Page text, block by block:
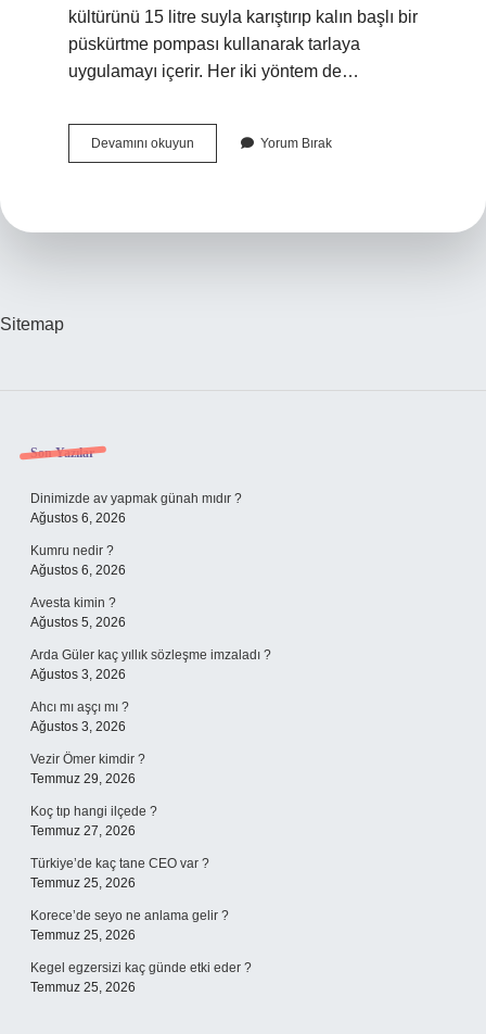
kültürünü 15 litre suyla karıştırıp kalın başlı bir
püskürtme pompası kullanarak tarlaya
uygulamayı içerir. Her iki yöntem de…
Devamını okuyun
Ne
Yorum Bırak
Sitemap
Sidebar
Son Yazılar
Dinimizde av yapmak günah mıdır ?
Ağustos 6, 2026
Kumru nedir ?
Ağustos 6, 2026
Avesta kimin ?
Ağustos 5, 2026
Arda Güler kaç yıllık sözleşme imzaladı ?
Ağustos 3, 2026
Ahcı mı aşçı mı ?
Ağustos 3, 2026
Vezir Ömer kimdir ?
Temmuz 29, 2026
Koç tıp hangi ilçede ?
Temmuz 27, 2026
Türkiye’de kaç tane CEO var ?
Temmuz 25, 2026
Korece’de seyo ne anlama gelir ?
Temmuz 25, 2026
Kegel egzersizi kaç günde etki eder ?
Temmuz 25, 2026